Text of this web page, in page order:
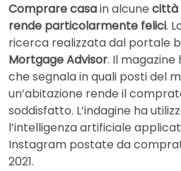
Comprare casain alcune città
rende particolarmente felici.
ricerca realizzata dal portale
Mortgage Advisor. Il
che segnala in quali posti del
un’abitazione rende il
soddisfatto. L’indagine ha
l’intelligenza artificiale
Instagram postate da
2021.